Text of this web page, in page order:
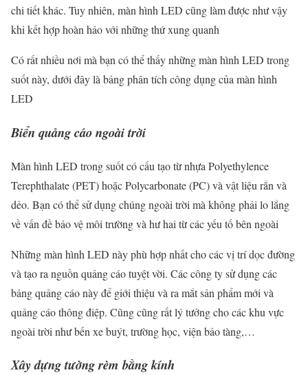
chi tiết khác. Tuy nhiên, màn hình LED cũng làm được như vậy
khi kết hợp hoàn hảo với những thứ xung quanh
Có rất nhiều nơi mà bạn có thể thấy những màn hình LED trong
suốt này, dưới đây là bảng phân tích công dụng của màn hình
LED
Biển quảng cáo ngoài trời
Màn hình LED trong suốt có cấu tạo từ nhựa Polyethylence
Terephthalate (PET) hoặc Polycarbonate (PC) và vật liệu rắn và
dẻo. Bạn có thể sử dụng chúng ngoài trời mà không phải lo lắng
về vấn đề bảo vệ môi trường và hư hai từ các yếu tố bên ngoài
Những màn hình LED này phù hợp nhất cho các vị trí dọc đường
và tạo ra nguồn quảng cáo tuyệt vời. Các công ty sử dụng các
bảng quảng cáo này để giới thiệu và ra mắt sản phẩm mới và
quảng cáo thông điệp. Cũng cũng rất lý tưởng cho các khu vực
ngoài trời như bến xe buýt, trường học, viện bảo tàng,…
Xây dựng tường rèm bằng kính